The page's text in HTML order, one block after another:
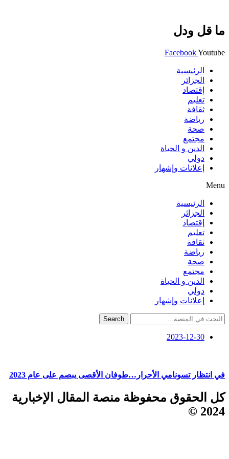
ما قل ودل
FacebookYoutube
الرئيسية
الجزائر
إقتصاد
تعليم
ثقافة
رياضة
صحة
مجتمع
الدين و الحياة
دولي
إعلانات وإشهار
Menu
الرئيسية
الجزائر
إقتصاد
تعليم
ثقافة
رياضة
صحة
مجتمع
الدين و الحياة
دولي
إعلانات وإشهار
Search
2023-12-30
في انتظار تسونامي الأحرار…طوفان الأقصى يبصم على عام 2023
كل الحقوق محفوظة منصة المقال الإخبارية
2024 ©